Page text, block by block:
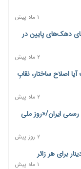
۲ روز پیش
کشیده شد؛ افت ۲۵ درصدی تیراژ ایران‌خودرو،
۲ روز پیش
مستأجران
تأمین کالاهای
هر روز عمیق‌تر
۲ روز پیش
۱ ماه پیش
خانوارهای دهک‌های پایین در
۲ ماه پیش
اصلاح ساختار، نقابِ
۲ ماه پیش
رسمی ایران/«روز ملی
۲ روز پیش
۱ ماه پیش